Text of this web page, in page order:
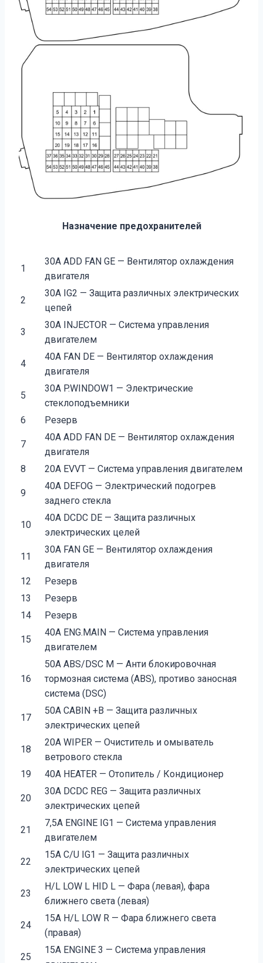
Назначение предохранителей
1
30А ADD FAN GE — Вентилятор охлаждения
двигателя
2
30А IG2 — Защита различных электрических
цепей
3
30А INJECTOR — Система управления
двигателем
4
40А FAN DE — Вентилятор охлаждения
двигателя
5
30А P.WINDOW1 — Электрические
стеклоподъемники
6
Резерв
7
40А ADD FAN DE — Вентилятор охлаждения
двигателя
8
20А EVVT — Система управления двигателем
9
40А DEFOG — Электрический подогрев
заднего стекла
10
40А DCDC DE — Защита различных
электрических целей
11
30А FAN GE — Вентилятор охлаждения
двигателя
12
Резерв
13
Резерв
14
Резерв
15
40А ENG.MAIN — Система управления
двигателем
16
50А ABS/DSC M — Анти блокировочная
тормозная система (ABS), противо заносная
система (DSC)
17
50А CABIN +B — Защита различных
электрических цепей
18
20А WIPER — Очиститель и омыватель
ветрового стекла
19
40А HEATER — Отопитель / Кондиционер
20
30А DCDC REG — Защита различных
электрических цепей
21
7,5А ENGINE IG1 — Система управления
двигателем
22
15А C/U IG1 — Защита различных
электрических цепей
23
H/L LOW L HID L — Фара (левая), фара
ближнего света (левая)
24
15А H/L LOW R — Фара ближнего света
(правая)
25
15А ENGINE 3 — Система управления